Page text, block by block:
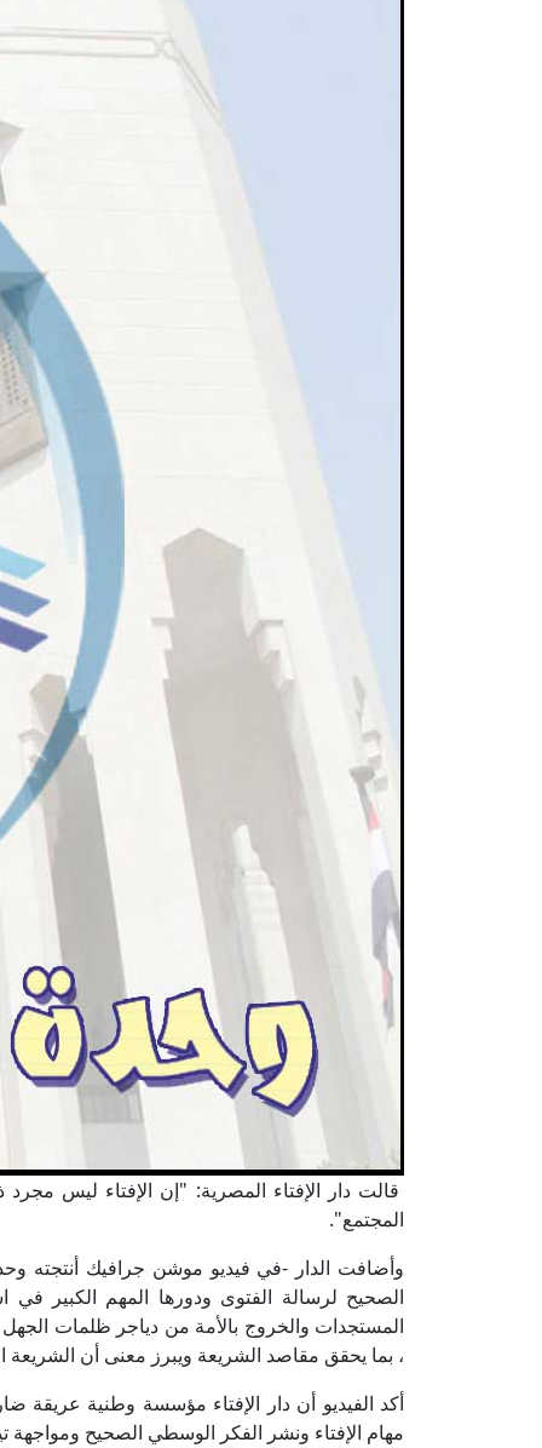
قالت دار الإفتاء المصرية: "إن الإفتاء ليس
المجتمع".
وأضافت الدار -في فيديو موشن جرافيك أنتجته
الصحيح لرسالة الفتوى ودورها المهم الكبير في
المستجدات والخروج بالأمة من دياجر ظلمات الجهل
، بما يحقق مقاصد الشريعة ويبرز معنى أن
أكد الفيديو أن دار الإفتاء مؤسسة وطنية عريقة
مهام الإفتاء ونشر الفكر الوسطي الصحيح